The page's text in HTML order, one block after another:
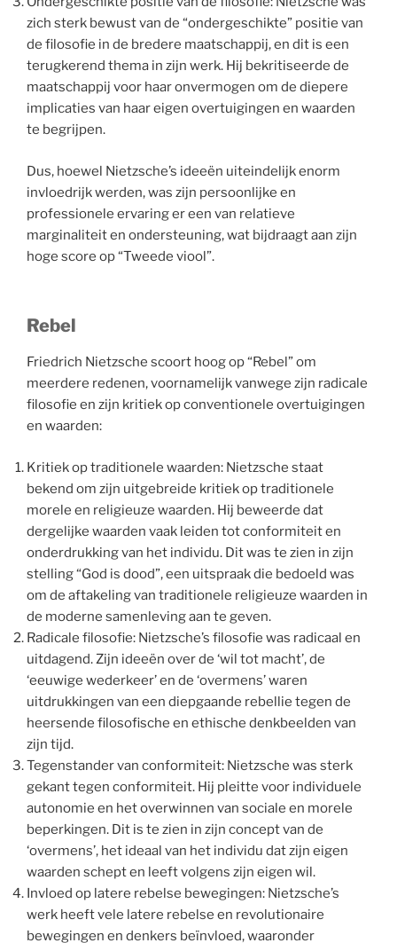
zich sterk bewust van de “ondergeschikte” positie van
de filosofie in de bredere maatschappij, en dit is een
terugkerend thema in zijn werk. Hij bekritiseerde de
maatschappij voor haar onvermogen om de diepere
implicaties van haar eigen overtuigingen en waarden
te begrijpen.
Dus, hoewel Nietzsche’s ideeën uiteindelijk enorm
invloedrijk werden, was zijn persoonlijke en
professionele ervaring er een van relatieve
marginaliteit en ondersteuning, wat bijdraagt aan zijn
hoge score op “Tweede viool”.
Rebel
Friedrich Nietzsche scoort hoog op “Rebel” om
meerdere redenen, voornamelijk vanwege zijn radicale
filosofie en zijn kritiek op conventionele overtuigingen
en waarden:
Kritiek op traditionele waarden: Nietzsche staat
bekend om zijn uitgebreide kritiek op traditionele
morele en religieuze waarden. Hij beweerde dat
dergelijke waarden vaak leiden tot conformiteit en
onderdrukking van het individu. Dit was te zien in zijn
stelling “God is dood”, een uitspraak die bedoeld was
om de aftakeling van traditionele religieuze waarden in
de moderne samenleving aan te geven.
Radicale filosofie: Nietzsche’s filosofie was radicaal en
uitdagend. Zijn ideeën over de ‘wil tot macht’, de
‘eeuwige wederkeer’ en de ‘overmens’ waren
uitdrukkingen van een diepgaande rebellie tegen de
heersende filosofische en ethische denkbeelden van
zijn tijd.
Tegenstander van conformiteit: Nietzsche was sterk
gekant tegen conformiteit. Hij pleitte voor individuele
autonomie en het overwinnen van sociale en morele
beperkingen. Dit is te zien in zijn concept van de
‘overmens’, het ideaal van het individu dat zijn eigen
waarden schept en leeft volgens zijn eigen wil.
Invloed op latere rebelse bewegingen: Nietzsche’s
werk heeft vele latere rebelse en revolutionaire
bewegingen en denkers beïnvloed, waaronder